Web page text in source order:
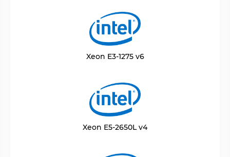
Xeon E3-1275 v6
Xeon E5-2650L v4